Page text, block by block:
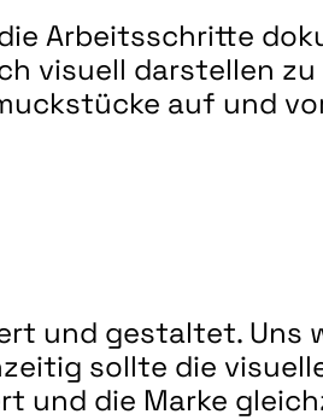
Arbeitsschritte
visuell darstellen
auf und
und gestaltet. Uns
sollte die
und die Marke